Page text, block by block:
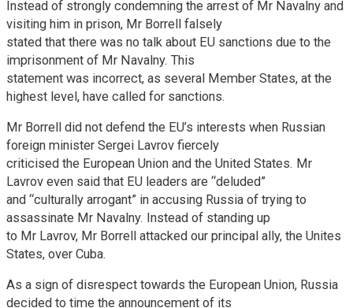
Instead of strongly condemning the arrest of Mr Navalny and
visiting him in prison, Mr Borrell falsely
stated that there was no talk about EU sanctions due to the
imprisonment of Mr Navalny. This
statement was incorrect, as several Member States, at the
highest level, have called for sanctions.
Mr Borrell did not defend the EU’s interests when Russian
foreign minister Sergei Lavrov fiercely
criticised the European Union and the United States. Mr
Lavrov even said that EU leaders are “deluded”
and “culturally arrogant” in accusing Russia of trying to
assassinate Mr Navalny. Instead of standing up
to Mr Lavrov, Mr Borrell attacked our principal ally, the Unites
States, over Cuba.
As a sign of disrespect towards the European Union, Russia
decided to time the announcement of its